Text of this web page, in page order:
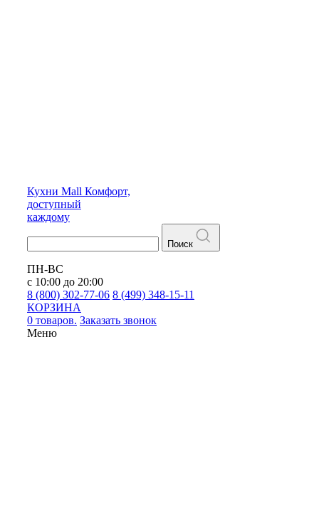
Кухни Mall Комфорт,
доступный
каждому
Поиск
ПН-ВС
с 10:00 до 20:00
8 (800) 302-77-06 8 (499) 348-15-11
КОРЗИНА
0 товаров. Заказать звонок
Меню